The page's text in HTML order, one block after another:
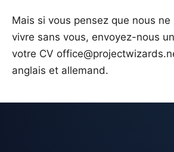
Mais si vous pensez que nous ne
vivre sans vous, envoyez-nous
votre CV
anglais et allemand.